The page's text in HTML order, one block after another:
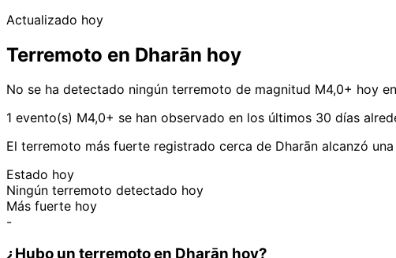
Actualizado hoy
Terremoto en Dharān hoy
No se ha detectado ningún terremoto de magnitud M4,0+ hoy
1 evento(s) M4,0+ se han observado en los últimos 30 días
El terremoto más fuerte registrado cerca de Dharān alcanzó
Estado hoy
Ningún terremoto detectado hoy
Más fuerte hoy
-
¿Hubo un terremoto en Dharān hoy?